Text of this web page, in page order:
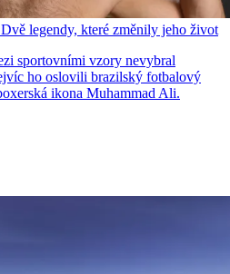
legendy, které změnily jeho život
sportovními vzory nevybral
ho oslovili brazilský fotbalový
ikona Muhammad Ali.